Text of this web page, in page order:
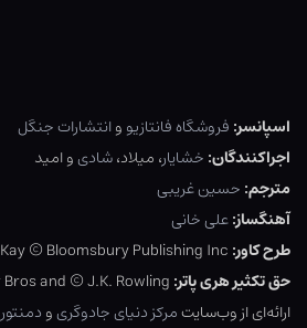
اسپانسر: فروشگاه فانتازیو وانتشارات جنگل
اجراکنندگان: خشایار، میلاد،شادیو امید
مترجم: حسین غریبی
آهنگساز:علی خانی
طرح کاور:
حق تکثیر هری پاتر:
ارائه‌ای از وب‌سایتمرکز دنیای جادوگریو دمنتور